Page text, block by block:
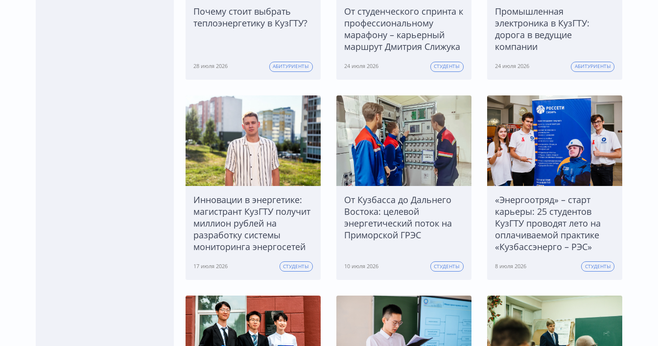
Почему стоит выбрать
теплоэнергетику в КузГТУ?
28 июля 2026 АБИТУРИЕНТЫ
От студенческого спринта к
профессиональному
марафону – карьерный
маршрут Дмитрия Слижука
24 июля 2026 СТУДЕНТЫ
Промышленная
электроника в КузГТУ:
дорога в ведущие
компании
24 июля 2026 АБИТУРИЕНТЫ
Инновации в энергетике:
магистрант КузГТУ получит
миллион рублей на
разработку системы
мониторинга энергосетей
17 июля 2026 СТУДЕНТЫ
От Кузбасса до Дальнего
Востока: целевой
энергетический поток на
Приморской ГРЭС
10 июля 2026 СТУДЕНТЫ
«Энергоотряд» – старт
карьеры: 25 студентов
КузГТУ проводят лето на
оплачиваемой практике
«Кузбассэнерго – РЭС»
8 июля 2026 СТУДЕНТЫ